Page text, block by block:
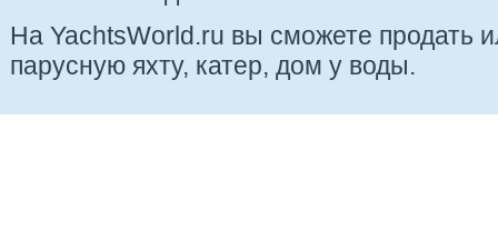
На YachtsWorld.ru вы сможете продать
парусную яхту, катер, дом у воды.